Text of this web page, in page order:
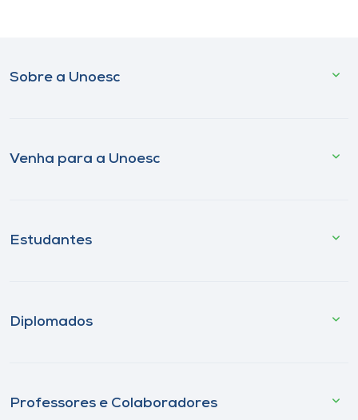
Sobre a Unoesc
Venha para a Unoesc
Estudantes
Diplomados
Professores e Colaboradores